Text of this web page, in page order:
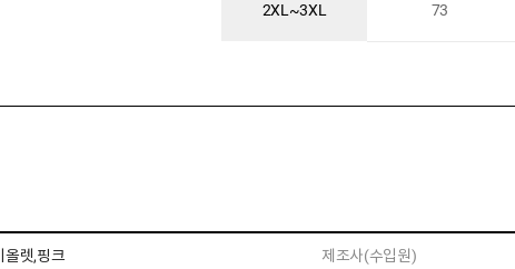
2XL~3XL 73
올렛,핑크 제조사(수입원)